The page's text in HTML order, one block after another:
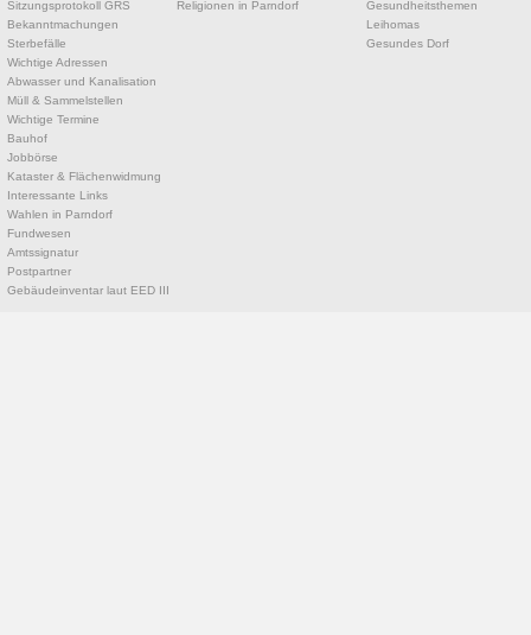
Sitzungsprotokoll GRS
Bekanntmachungen
Sterbefälle
Wichtige Adressen
Abwasser und Kanalisation
Müll & Sammelstellen
Wichtige Termine
Bauhof
Jobbörse
Kataster & Flächenwidmung
Interessante Links
Wahlen in Parndorf
Fundwesen
Amtssignatur
Postpartner
Gebäudeinventar laut EED III
Religionen in Parndorf
Gesundheitsthemen
Leihomas
Gesundes Dorf